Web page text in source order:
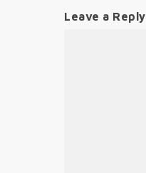
Leave a Reply